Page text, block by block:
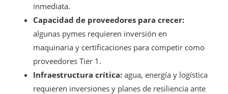
inmediata.
Capacidad de proveedores para crecer:
algunas pymes requieren inversión en
maquinaria y certificaciones para competir como
proveedores Tier 1.
Infraestructura crítica: agua, energía y logística
requieren inversiones y planes de resiliencia ante